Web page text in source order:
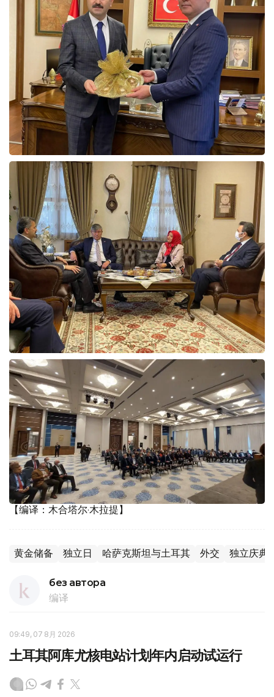
【编译：木合塔尔·木拉提】
黄金储备 独立日 哈萨克斯坦与土耳其 外交 独立庆典
без автора
编译
09:49, 07 8月 2026
土耳其阿库尤核电站计划年内启动试运行